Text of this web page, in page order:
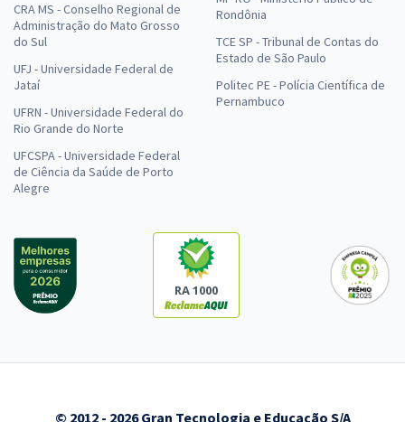
CRA MS - Conselho Regional de
Administração do Mato Grosso
do Sul
UFJ - Universidade Federal de
Jataí
UFRN - Universidade Federal do
Rio Grande do Norte
UFCSPA - Universidade Federal
de Ciência da Saúde de Porto
Alegre
Rondônia
TCE SP - Tribunal de Contas do
Estado de São Paulo
Politec PE - Polícia Científica de
Pernambuco
RA 1000
© 2012 - 2026 Gran Tecnologia e Educação S/A